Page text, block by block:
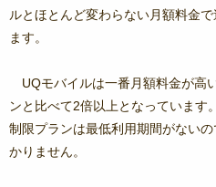
ルとほとんど変わらない月額料金
ます。
UQモバイルは一番月額料金が高
ンと比べて2倍以上となっています
制限プランは最低利用期間がない
かりません。